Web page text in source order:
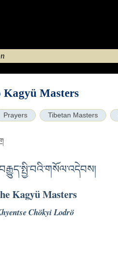
Kagyü Masters
Prayers Tibetan Masters
Kagyü Masters
Chökyi Lodrö